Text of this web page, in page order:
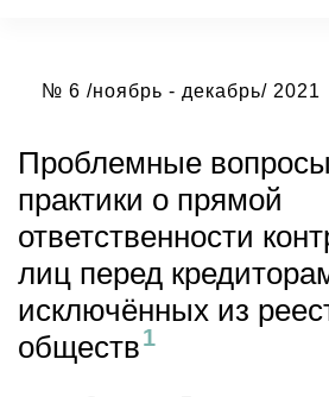
№ 6 /ноябрь - декабрь/ 2021
Проблемные
практики о прямой
ответственности
лиц перед
исключённых из
обществ